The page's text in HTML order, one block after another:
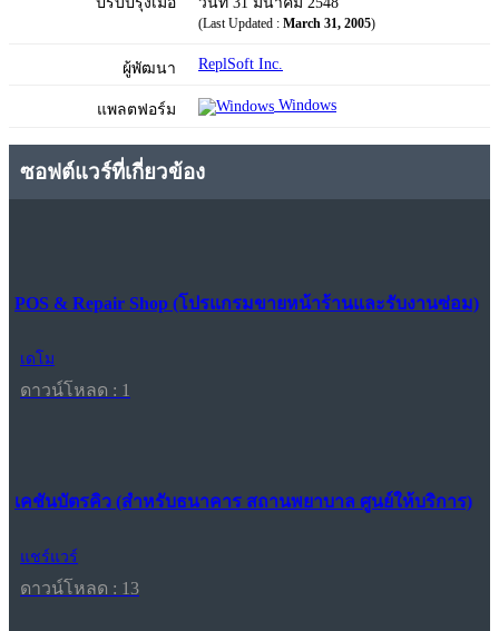
(Last Updated : March 31, 2005)
ผู้พัฒนา ReplSoft Inc.
แพลตฟอร์ม Windows
ซอฟต์แวร์ที่เกี่ยวข้อง
POS & Repair Shop (โปรแกรมขายหน้าร้านและรับงานซ่อม)
เดโม
ดาวน์โหลด : 1
เคชันบัตรคิว (สำหรับธนาคาร สถานพยาบาล ศูนย์ให้บริการ)
แชร์แวร์
ดาวน์โหลด : 13